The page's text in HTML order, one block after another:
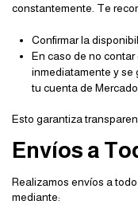
constantemente. Te
Confirmar la
En caso de no
inmediatamente y se
tu cuenta de Mercado
Esto garantiza
Envíos a
Realizamos envíos a
mediante: